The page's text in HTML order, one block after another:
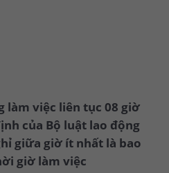
làm việc liên tục 08 giờ
của Bộ luật lao động
giữa giờ ít nhất là bao
giờ làm việc